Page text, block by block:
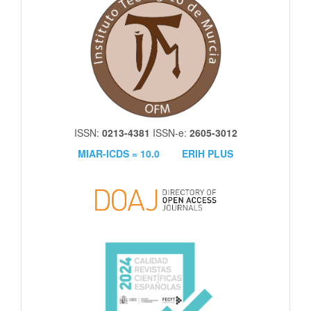
ISSN: 0213-4381 ISSN-e: 2605-3012
MIAR-ICDS = 10.0
ERIH PLUS